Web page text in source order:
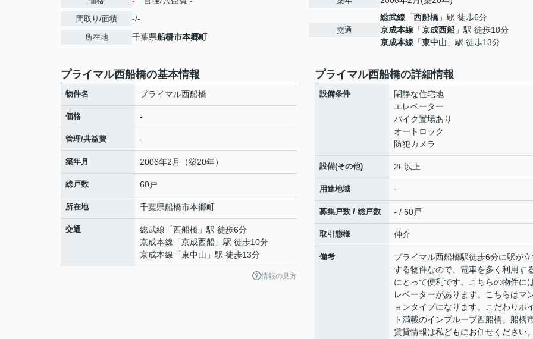
間取り/面積 -/-
所在地 千葉県船橋市本郷町
交通
総武線 「西船橋 」駅 徒歩6分
京成本線 「京成西船」駅 徒歩10分
京成本線 「東中山 」駅 徒歩13分
プライマル西船橋の基本情報
物件名 プライマル西船橋
価格 -
管理/共益費 -
築年月 2006年2月（築20年）
総戸数 60戸
所在地 千葉県船橋市本郷町
交通 総武線 「西船橋 」駅 徒歩6分
京成本線 「京成西船 」駅 徒歩10分
京成本線 「東中山 」駅 徒歩13分
情報の見方
プライマル西船橋の詳細情報
設備条件
閑静な住宅地
エレベーター
バイク置場あり
オートロック
防犯カメラ
設備(その他) 2F以上
用途地域 -
募集戸数 / 総戸数 - / 60戸
取引態様 仲介
備考
プライマル西船橋駅徒歩6分に駅が
する物件なので、電車を多く利用す
にとって便利です。こちらの物件に
レベーターがあります。こちらはマ
ョンタイプになります。こだわりポ
ト満載のインプルーブ西船橋。船橋
賃貸情報は私どもにお任せください